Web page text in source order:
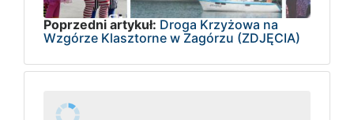
Poprzedni artykuł: Droga Krzyżowa na
Wzgórze Klasztorne w Zagórzu (ZDJĘCIA)